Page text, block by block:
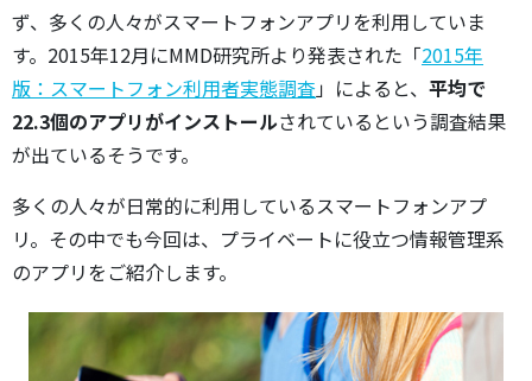
ず、多くの人々がスマートフォンアプリを利用していま
す。2015年12月にMMD研究所より発表された「2015年
版：スマートフォン利用者実態調査」によると、 平均で
22.3個のアプリがインストールされているという調査結果
が出ているそうです。
多くの人々が日常的に利用しているスマートフォンアプ
リ。その中でも今回は、プライベートに役立つ情報管理系
のアプリをご紹介します。